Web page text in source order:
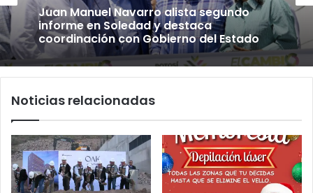
Juan Manuel Navarro alista segundo
informe en Soledad y destaca
coordinación con Gobierno del Estado
Noticias relacionadas